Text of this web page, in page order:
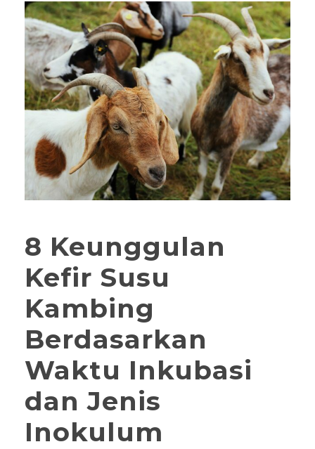
8 Keunggulan
Kefir Susu
Kambing
Berdasarkan
Waktu Inkubasi
dan Jenis
Inokulum